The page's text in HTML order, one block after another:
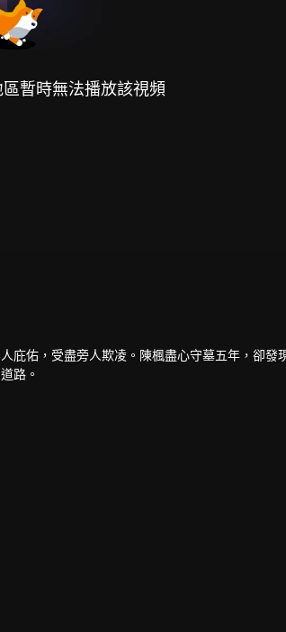
暫時無法播放該視頻
庇佑，受盡旁人欺凌。陳楓盡心守墓五年，卻發
路。